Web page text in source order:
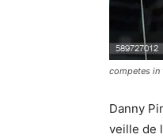
competes in
Danny
veille de